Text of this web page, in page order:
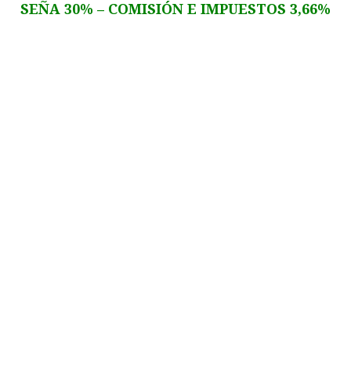
SEÑA 30% – COMISIÓN E IMPUESTOS 3,66%